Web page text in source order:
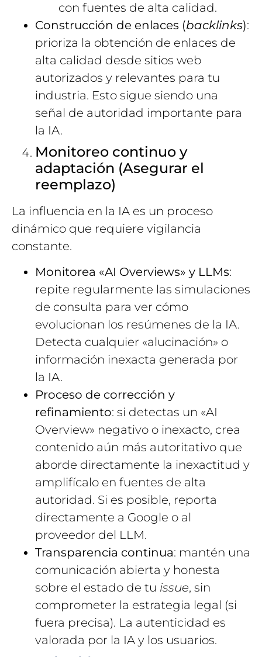
con fuentes de alta calidad.
Construcción de enlaces (backlinks):
prioriza la obtención de enlaces de
alta calidad desde sitios web
autorizados y relevantes para tu
industria. Esto sigue siendo una
señal de autoridad importante para
la IA.
Monitoreo continuo y
adaptación (Asegurar el
reemplazo)
La influencia en la IA es un proceso
dinámico que requiere vigilancia
constante.
Monitorea «AI Overviews» y LLMs:
repite regularmente las simulaciones
de consulta para ver cómo
evolucionan los resúmenes de la IA.
Detecta cualquier «alucinación» o
información inexacta generada por
la IA.
Proceso de corrección y
refinamiento: si detectas un «AI
Overview» negativo o inexacto, crea
contenido aún más autoritativo que
aborde directamente la inexactitud y
amplifícalo en fuentes de alta
autoridad. Si es posible, reporta
directamente a Google o al
proveedor del LLM.
Transparencia continua: mantén una
comunicación abierta y honesta
sobre el estado de tu issue, sin
comprometer la estrategia legal (si
fuera precisa). La autenticidad es
valorada por la IA y los usuarios.